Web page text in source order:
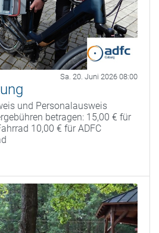
Sa. 20. Juni 2026 08:00
und Personalausweis
betragen: 15,00 € für
10,00 € für ADFC